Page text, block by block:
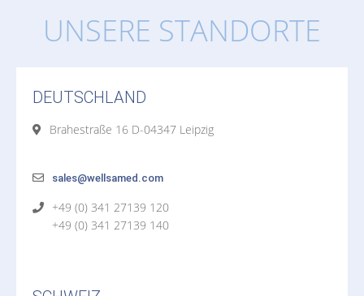
UNSERE STANDORTE
DEUTSCHLAND
Brahestraße 16 D-04347 Leipzig
sales@wellsamed.com
+49 (0) 341 27139 120
+49 (0) 341 27139 140